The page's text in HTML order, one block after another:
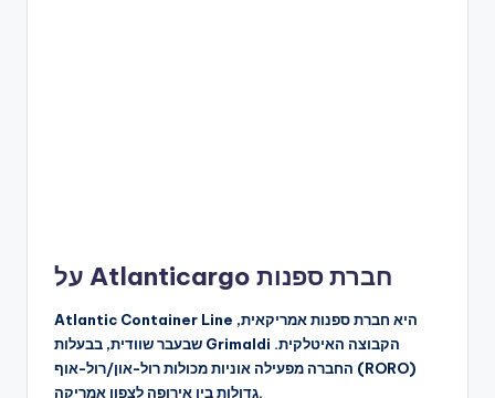
על Atlanticargo חברת ספנות
Atlantic Container Line היא חברת ספנות אמריקאית,
שבעבר שוודית, בבעלות Grimaldi הקבוצה האיטלקית.
החברה מפעילה אוניות מכולות רול-און/רול-אוף (RORO)
גדולות בין אירופה לצפון אמריקה.